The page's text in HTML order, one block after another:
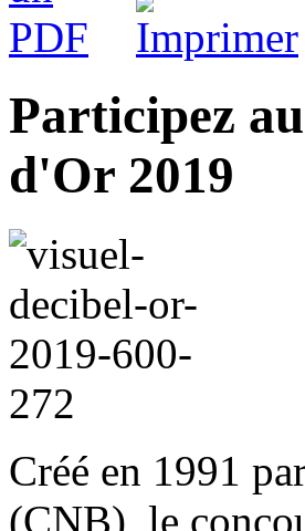
Participez
d'Or 2019
Créé en 1991
(CNB), le